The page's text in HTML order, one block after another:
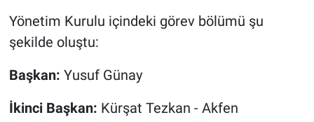
Yönetim Kurulu içindeki görev bölümü şu
şekilde oluştu:
Başkan: Yusuf Günay
İkinci Başkan: Kürşat Tezkan - Akfen